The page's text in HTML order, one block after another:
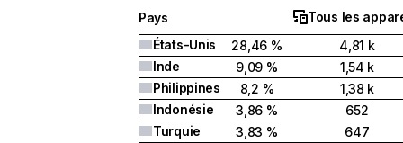
Pays
Tous les
États-Unis
28,46 %
4,81 k
Inde
9,09 %
1,54 k
Philippines
8,2 %
1,38 k
Indonésie
3,86 %
652
Turquie
3,83 % 647